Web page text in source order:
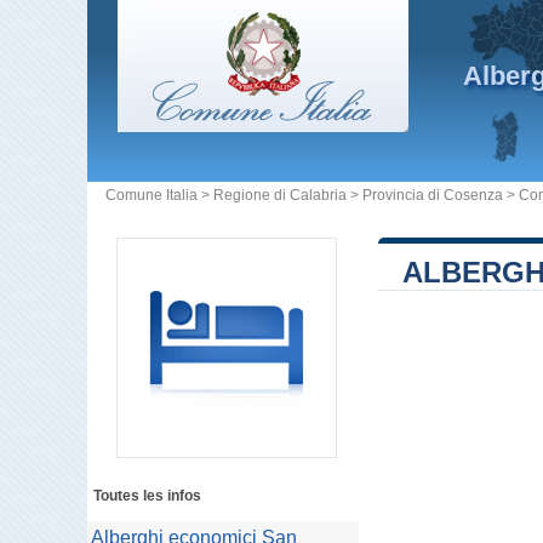
Comune Italia > Regione di Calabria > Provincia di Cosenza >
Toutes les infos
Alberghi economici San